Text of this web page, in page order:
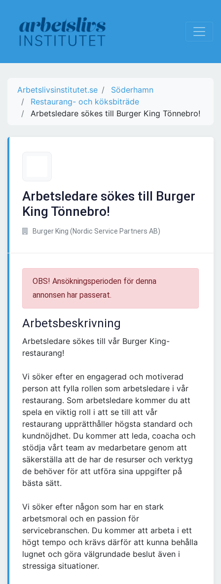
Arbetslivsinstitutet.se
Söderhamn
Restaurang- och köksbiträde
Arbetsledare sökes till Burger King Tönnebro!
Arbetsledare sökes till Burger
King Tönnebro!
Burger King (Nordic Service Partners AB)
OBS! Ansökningsperioden för denna
annonsen har passerat.
Arbetsbeskrivning
Arbetsledare sökes till vår Burger King-
restaurang!
Vi söker efter en engagerad och motiverad
person att fylla rollen som arbetsledare i vår
restaurang. Som arbetsledare kommer du att
spela en viktig roll i att se till att vår
restaurang upprätthåller högsta standard och
kundnöjdhet. Du kommer att leda, coacha och
stödja vårt team av medarbetare genom att
säkerställa att de har de resurser och verktyg
de behöver för att utföra sina uppgifter på
bästa sätt.
Vi söker efter någon som har en stark
arbetsmoral och en passion för
servicebranschen. Du kommer att arbeta i ett
högt tempo och krävs därför att kunna behålla
lugnet och göra välgrundade beslut även i
stressiga situationer.